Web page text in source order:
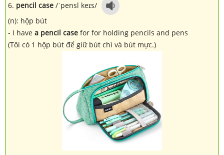
6. pencil case /ˈpensl keɪs/
(n): hộp bút
- I have a pencil case for for holding pencils and pens
(Tôi có 1 hộp bút để giữ bút chì và bút mực.)